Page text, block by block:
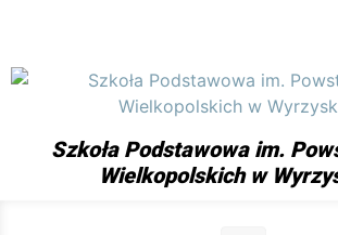
Szkoła Podstawowa im.
Wielkopolskich w